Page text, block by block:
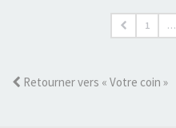
1 …
Retourner vers « Votre coin »